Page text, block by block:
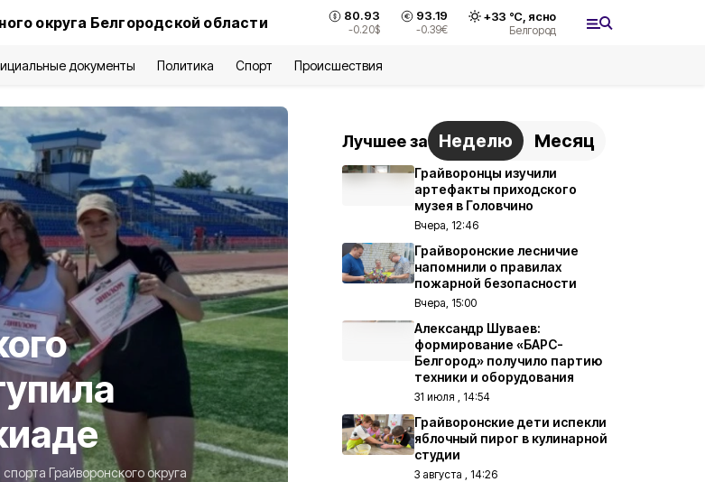
округа Белгородской области 80.93
-0.20$
93.19
-0.39€
+33 °С, ясно
Белгород
документы Политика Спорт Происшествия
Грайворонского округа
Лучшее за Неделю Месяц
Грайворонцы изучили
артефакты приходского
музея в Головчино
Вчера, 12:46
Грайворонские лесничие
напомнили о правилах
пожарной безопасности
Вчера, 15:00
Александр Шуваев:
формирование «БАРС-
Белгород» получило партию
техники и оборудования
31 июля , 14:54
Грайворонские дети испекли
яблочный пирог в кулинарной
студии
3 августа , 14:26